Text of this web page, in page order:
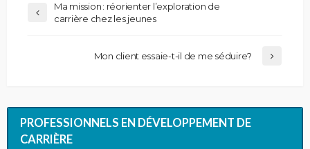
Ma mission : réorienter l’exploration de
carrière chez les jeunes
Mon client essaie-t-il de me séduire?
PROFESSIONNELS EN DÉVELOPPEMENT DE
CARRIÈRE